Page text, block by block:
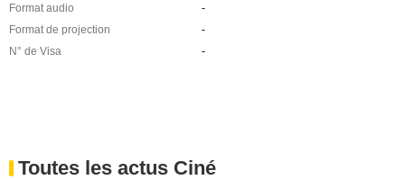
Format audio
-
Format de projection
-
N° de Visa
-
Toutes les actus Ciné